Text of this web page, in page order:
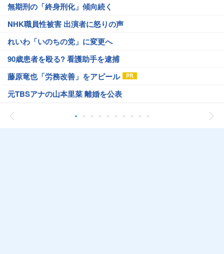
無期刑の「終身刑化」傾向続く
NHK職員性被害 出演者に怒りの声
れいわ「いのちの党」に変更へ
90歳患者を殴る? 看護助手を逮捕
藤原竜也「労務改善」をアピール
元TBSアナの山本里菜 離婚を公表